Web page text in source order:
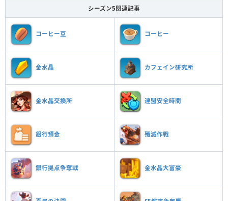
シーズン5関連記事
コーヒー豆 コーヒー
金水晶 カフェイン研究所
金水晶交換所 連盟安全時間
銀行預金 殲滅作戦
銀行拠点争奪戦 金水晶大富豪